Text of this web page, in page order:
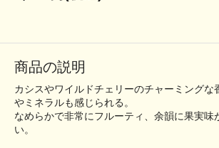
商品の説明
カシスやワイルドチェリーのチャーミングな
やミネラルも感じられる。
なめらかで非常にフルーティ、余韻に果実味
い。